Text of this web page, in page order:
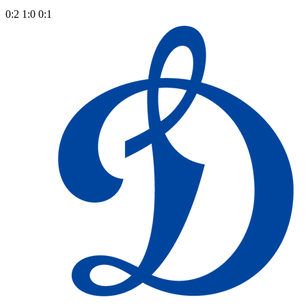
0:2 1:0 0:1